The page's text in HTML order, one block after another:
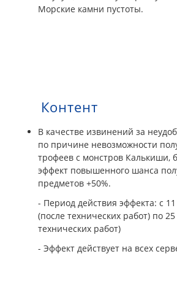
Морские камни пустоты.
Контент
В качестве извинений за
по причине невозможности
трофеев с монстров Калькиши,
эффект повышенного шанса
предметов +50%.
- Период действия эффекта: с
(после технических работ) по
технических работ)
- Эффект действует на всех